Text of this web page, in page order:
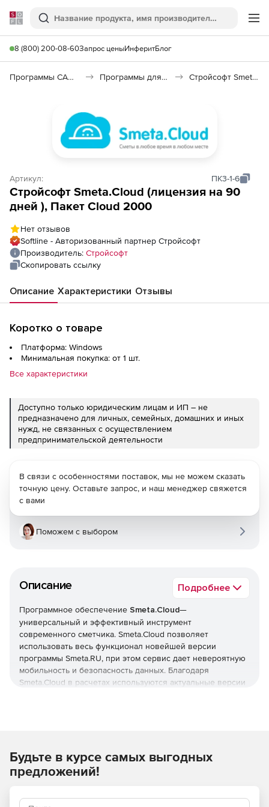
Softline
Поиск
8 (800) 200-08-60Запрос ценыИнферитБлог
Программы САПР и ГИС Программы для документооборота Стройсофт Smeta.Cloud
Артикул: ПК3-1-6
Стройсофт Smeta.Cloud (лицензия на 90
дней ), Пакет Cloud 2000
Нет отзывов
Softline - Авторизованный партнер Стройсофт
Производитель: Стройсофт
Скопировать ссылку
Описание Характеристики Отзывы
Коротко о товаре
Платформа: Windows
Минимальная покупка: от 1 шт.
Все характеристики
Доступно только юридическим лицам и ИП – не
предназначено для личных, семейных, домашних и иных
нужд, не связанных с осуществлением
предпринимательской деятельности
Описание Подробнее
Программное обеспечение Smeta.Cloud—
универсальный и эффективный инструмент
современного сметчика. Smeta.Cloud позволяет
использовать весь функционал новейшей версии
программы Smeta.RU, при этом сервис дает невероятную
мобильность и безопасность данных. Благодаря
Smeta.Cloud в расчетах используются актуальные версии
Осуществление в сметной программе сметных
расчетов по принятым и вновь задаваемым формулам
и шаблонам, пересчет сметной стоимости в текущие
В связи с особенностями поставок, мы не можем сказать
точную цену. Оставьте запрос, и наш менеджер свяжется
с вами
Поможем с выбором
Будьте в курсе самых выгодных
предложений!